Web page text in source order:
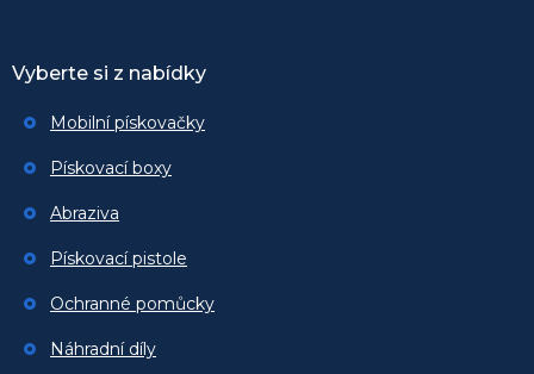
Vyberte si z nabídky
Mobilní pískovačky
Pískovací boxy
Abraziva
Pískovací pistole
Ochranné pomůcky
Náhradní díly